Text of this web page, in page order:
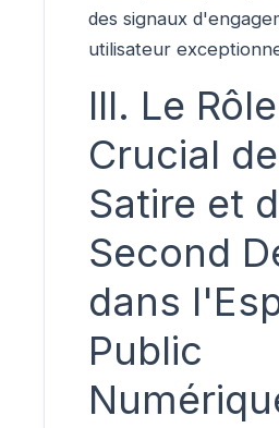
des signaux
utilisateur
III. Le Rôle
Crucial
Satire et
Second
dans
Public